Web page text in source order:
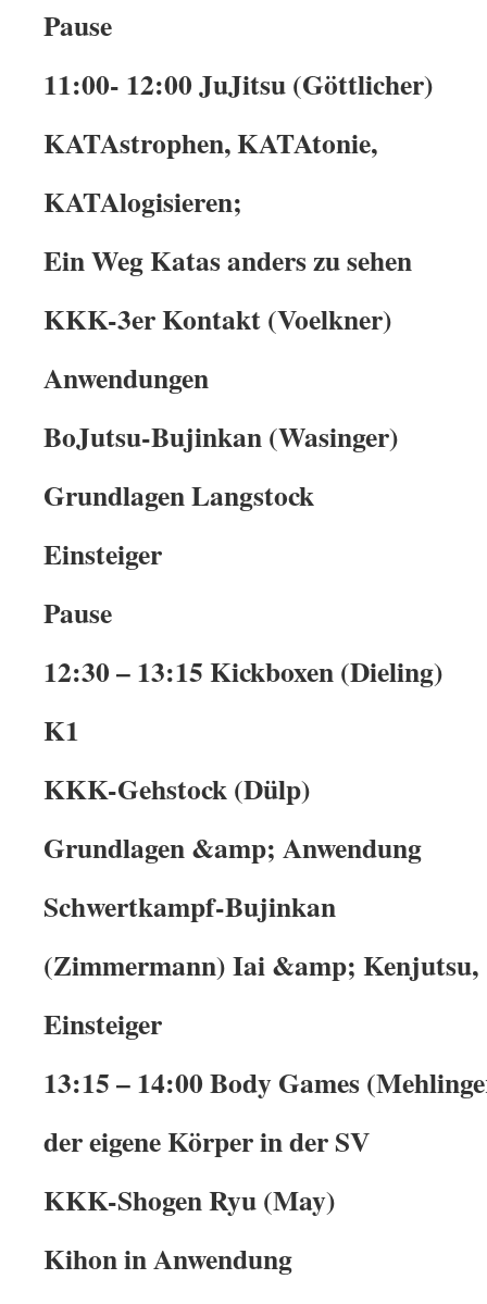
Pause
11:00- 12:00 JuJitsu (Göttlicher)
KATAstrophen, KATAtonie,
KATAlogisieren;
Ein Weg Katas anders zu sehen
KKK-3er Kontakt (Voelkner)
Anwendungen
BoJutsu-Bujinkan (Wasinger)
Grundlagen Langstock
Einsteiger
Pause
12:30 – 13:15 Kickboxen (Dieling)
K1
KKK-Gehstock (Dülp)
Grundlagen &amp; Anwendung
Schwertkampf-Bujinkan
(Zimmermann) Iai &amp; Kenjutsu,
Einsteiger
13:15 – 14:00 Body Games
der eigene Körper in der SV
KKK-Shogen Ryu (May)
Kihon in Anwendung